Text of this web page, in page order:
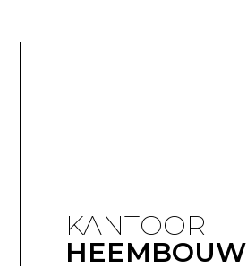
KANTOOR
HEEMBOUW